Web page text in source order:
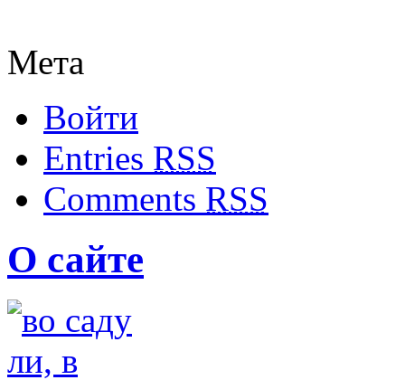
Мета
Войти
Entries RSS
Comments RSS
О сайте